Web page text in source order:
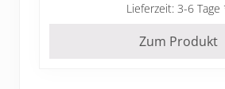
Lieferzeit: 3-6 Tage
Zum Produkt